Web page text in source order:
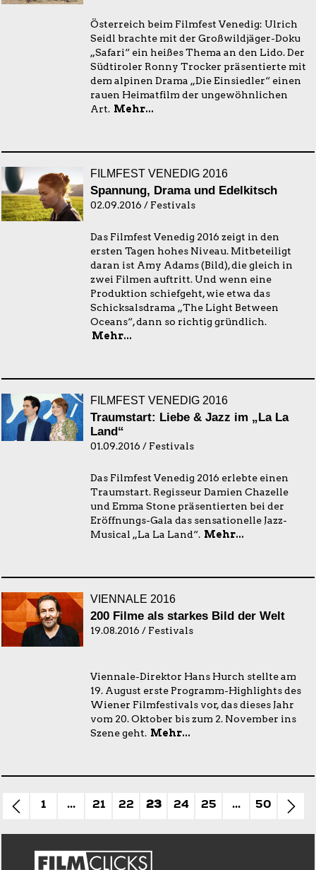
Österreich beim Filmfest Venedig: Ulrich
Seidl brachte mit der Großwildjäger-Doku
„Safari“ ein heißes Thema an den Lido. Der
Südtiroler Ronny Trocker präsentierte mit
dem alpinen Drama „Die Einsiedler“ einen
rauen Heimatfilm der ungewöhnlichen
Art. Mehr...
FILMFEST VENEDIG 2016
Spannung, Drama und Edelkitsch
02.09.2016 / Festivals
Das Filmfest Venedig 2016 zeigt in den
ersten Tagen hohes Niveau. Mitbeteiligt
daran ist Amy Adams (Bild), die gleich in
zwei Filmen auftritt. Und wenn eine
Produktion schiefgeht, wie etwa das
Schicksalsdrama „The Light Between
Oceans“, dann so richtig gründlich.
Mehr...
FILMFEST VENEDIG 2016
Traumstart: Liebe & Jazz im „La La
Land“
01.09.2016 / Festivals
Das Filmfest Venedig 2016 erlebte einen
Traumstart. Regisseur Damien Chazelle
und Emma Stone präsentierten bei der
Eröffnungs-Gala das sensationelle Jazz-
Musical „La La Land“. Mehr...
VIENNALE 2016
200 Filme als starkes Bild der Welt
19.08.2016 / Festivals
Viennale-Direktor Hans Hurch stellte am
19. August erste Programm-Highlights des
Wiener Filmfestivals vor, das dieses Jahr
vom 20. Oktober bis zum 2. November ins
Szene geht. Mehr...
1 ... 21 22 23 24 25 ... 50